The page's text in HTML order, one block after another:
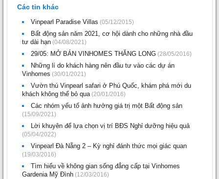
Các tin khác
Vinpearl Paradise Villas (05/12/2015)
Bất động sản năm 2021, cơ hội dành cho những nhà đầu
tư dài hạn (04/08/2021)
29/05: MỞ BÁN VINHOMES THĂNG LONG (28/05/2016)
Những lí do khách hàng nên đầu tư vào các dự án
Vinhomes (30/01/2021)
Vườn thú Vinpearl safari ở Phú Quốc, khám phá mới du
khách không thể bỏ qua(20/01/2016)
Các nhóm yếu tố ảnh hưởng giá trị một Bất động sản
(15/09/2021)
Lời khuyên để lựa chọn vị trí BĐS Nghỉ dưỡng hiệu quả
(05/04/2022)
Vinpearl Đà Nẵng 2 – Kỳ nghỉ đánh thức mọi giác quan
(19/03/2016)
Tìm hiểu về không gian sống đẳng cấp tại Vinhomes
Gardenia Mỹ Đình (12/03/2016)